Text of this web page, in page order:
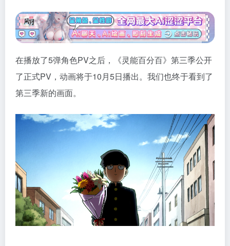
在播放了5弹角色PV之后，《灵能百分百》第三季公开
了正式PV，动画将于10月5日播出。我们也终于看到了
第三季新的画面。